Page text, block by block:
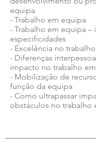
equipa
- Trabalho em equipa
- Trabalho em equipa –
especificidades
- Excelência no
- Diferenças
impacto no trabalho
- Mobilização de
função da equipa
- Como ultrapassar
obstáculos no trabalho